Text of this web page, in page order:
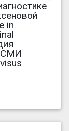
in
СМИ